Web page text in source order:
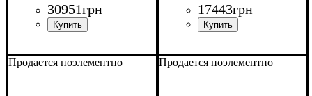
30951грн 17443грн
Продается поэлементно Продается поэлементно